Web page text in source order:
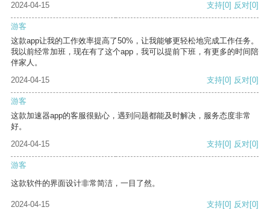
2024-04-15 支持[0] 反对[0]
游客
这款app让我的工作效率提高了50%，让我能够更轻松地完成工作任务。
我以前经常加班，现在有了这个app，我可以提前下班，有更多的时间陪
伴家人。
2024-04-15
支持[0] 反对[0]
游客
这款加速器app的客服很贴心，遇到问题都能及时解决，服务态度非常
好。
2024-04-15
支持[0] 反对[0]
游客
这款软件的界面设计非常简洁，一目了然。
2024-04-15 支持[0] 反对[0]